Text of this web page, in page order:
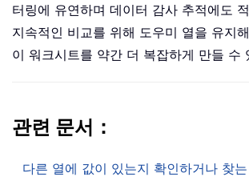
터링에 유연하며 데이터 감사 추적에도
지속적인 비교를 위해 도우미 열을 유지
이 워크시트를 약간 더 복잡하게 만들 수
관련 문서：
다른 열에 값이 있는지 확인하거나 찾는